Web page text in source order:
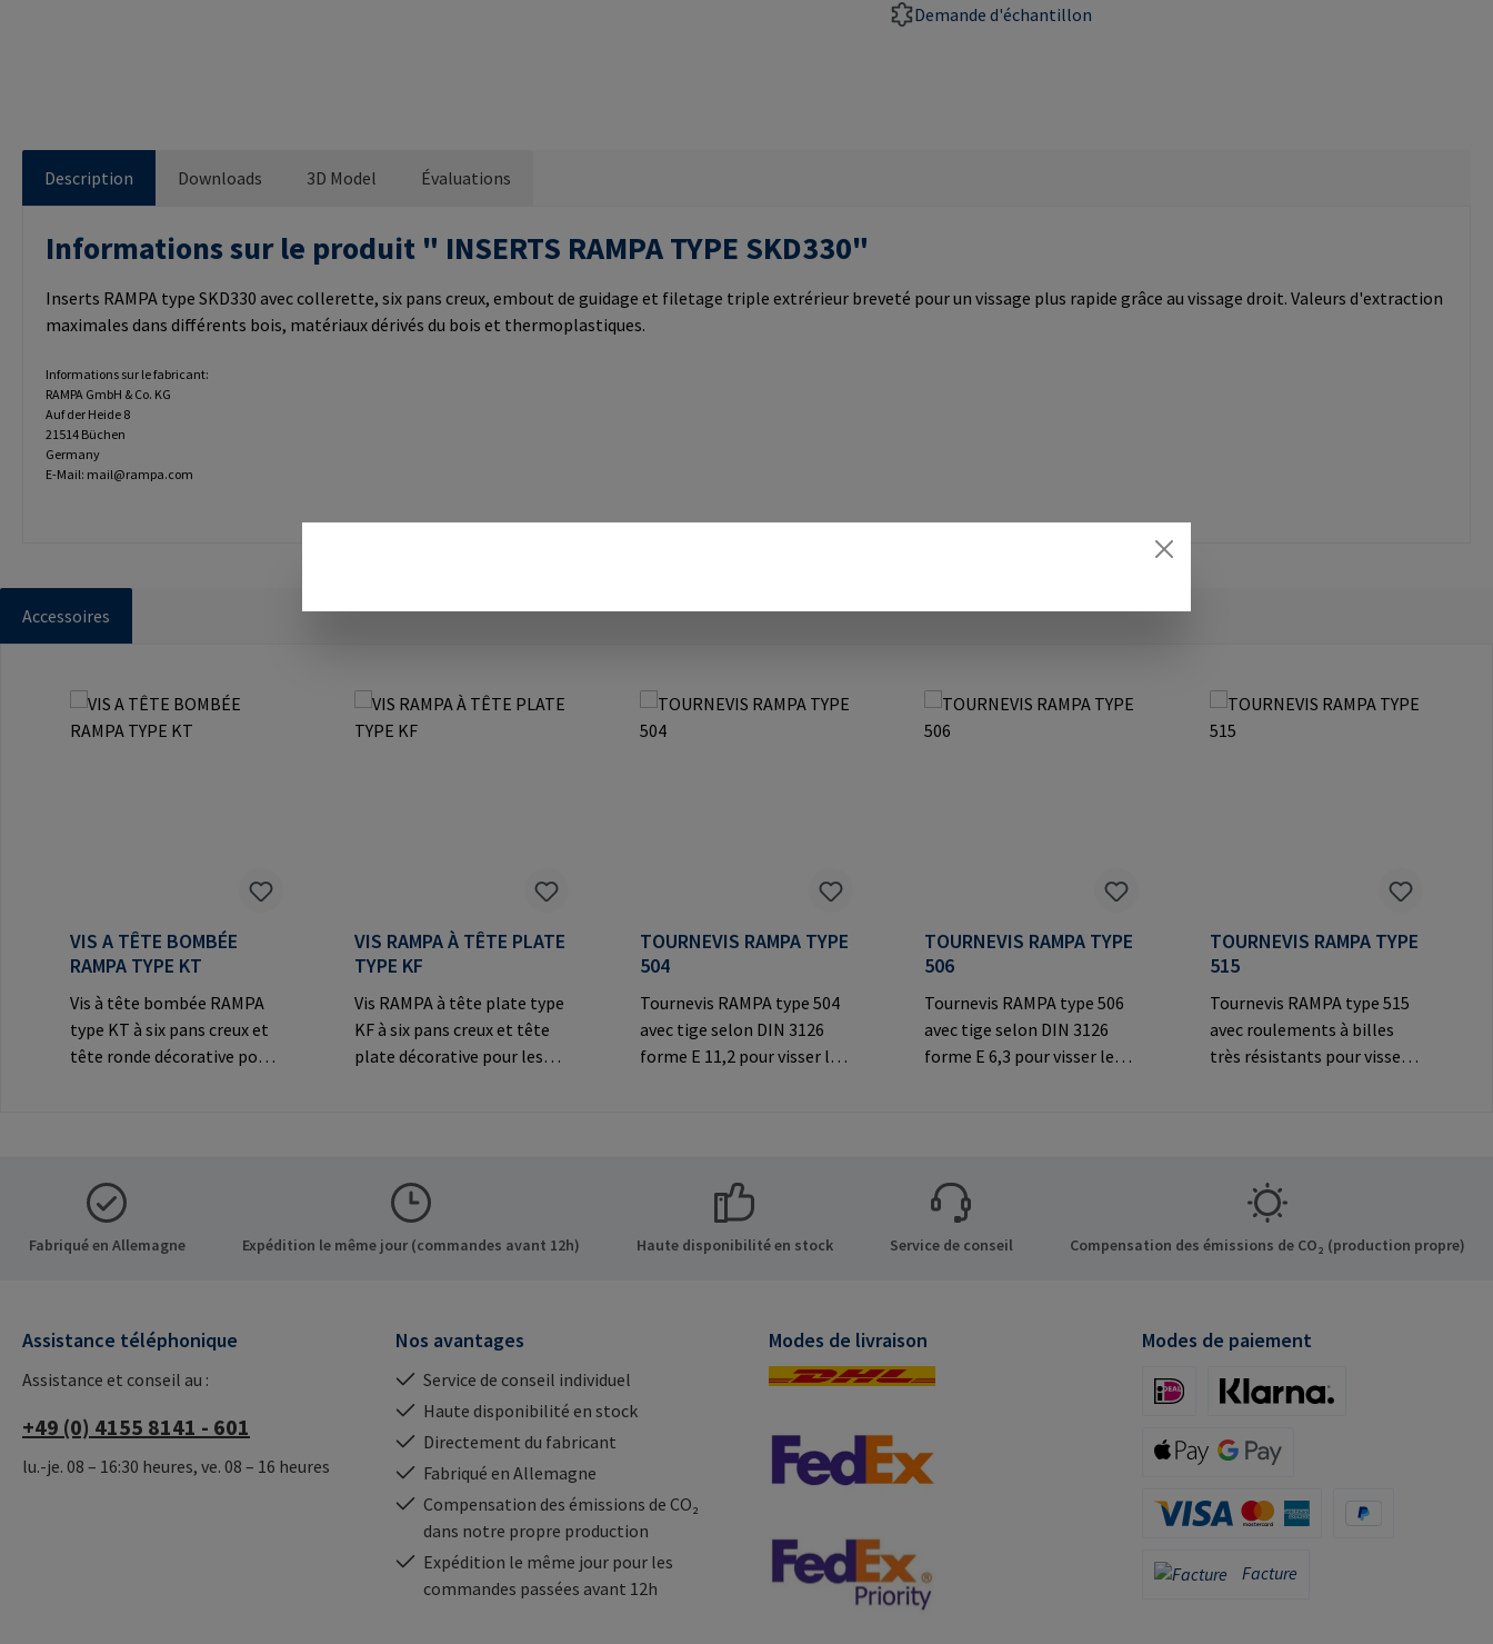
Demande d'échantillon
Description Downloads 3D Model Évaluations
Informations sur le produit " INSERTS RAMPA TYPE SKD330"
Inserts RAMPA type SKD330 avec collerette, six pans creux, embout de guidage et filetage triple extrérieur breveté pour un vissage plus rapide grâce au vissage droit. Valeurs d'extraction
maximales dans différents bois, matériaux dérivés du bois et thermoplastiques.
Informations sur le fabricant:
RAMPA GmbH & Co. KG
Auf der Heide 8
21514 Büchen
Germany
E-Mail: mail@rampa.com
Accessoires
VIS A TÊTE BOMBÉE
RAMPA TYPE KT
Vis à tête bombée RAMPA
type KT à six pans creux et
tête ronde décorative pour
Büchen Germany E-Mail:
mail@rampa.com
VIS RAMPA À TÊTE PLATE
TYPE KF
Vis RAMPA à tête plate type
KF à six pans creux et tête
plate décorative pour les
Büchen Germany E-Mail:
mail@rampa.com
TOURNEVIS RAMPA TYPE
504
Tournevis RAMPA type 504
avec tige selon DIN 3126
forme E 11,2 pour visser les
RAMPA.Informations sur le
fabricant: RAMPA GmbH &
Co. KG Auf der Heide 8 21514
TOURNEVIS RAMPA TYPE
506
Tournevis RAMPA type 506
avec tige selon DIN 3126
forme E 6,3 pour visser les
RAMPA.Informations sur le
fabricant: RAMPA GmbH &
Co. KG Auf der Heide 8 21514
TOURNEVIS RAMPA TYPE
515
Tournevis RAMPA type 515
avec roulements à billes
très résistants pour visser
RAMPA.Informations sur le
fabricant: RAMPA GmbH &
Co. KG Auf der Heide 8 21514
Fabriqué en Allemagne Expédition le même jour (commandes avant 12h) Haute disponibilité en stock Service de conseil Compensation des émissions de CO₂ (production propre)
Assistance téléphonique
Assistance et conseil au :
+49 (0) 4155 8141 - 601
lu.-je. 08 – 16:30 heures, ve. 08 – 16 heures
Nos avantages
Service de conseil individuel
Haute disponibilité en stock
Directement du fabricant
Fabriqué en Allemagne
Compensation des émissions de CO₂
dans notre propre production
Expédition le même jour pour les
commandes passées avant 12h
Modes de livraison Modes de paiement
Facture
Facture